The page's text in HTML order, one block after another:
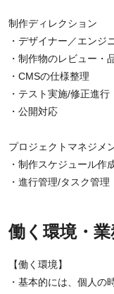
制作ディレクション
・デザイナー／エンジ
・制作物のレビュー・
・CMSの仕様整理
・テスト実施/修正進行
・公開対応
プロジェクトマネジメ
・制作スケジュール作
・進行管理/タスク管理
働く環境・
【働く環境】
・基本的には、個人の